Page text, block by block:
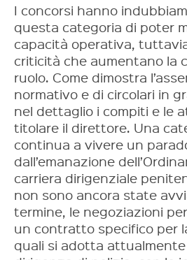
I concorsi hanno
questa categoria di poter
capacità operativa,
criticità che aumentano la
ruolo. Come dimostra
normativo e di circolari in
nel dettaglio i compiti e le
titolare il direttore. Una
continua a vivere un
dall’emanazione
carriera dirigenziale
non sono ancora state
termine, le negoziazioni
un contratto specifico per
quali si adotta